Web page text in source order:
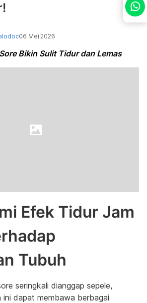
06 Mei 2026
Bikin Sulit Tidur dan Lemas
Efek Tidur Jam
Tubuh
seringkali dianggap sepele,
ini dapat membawa berbagai